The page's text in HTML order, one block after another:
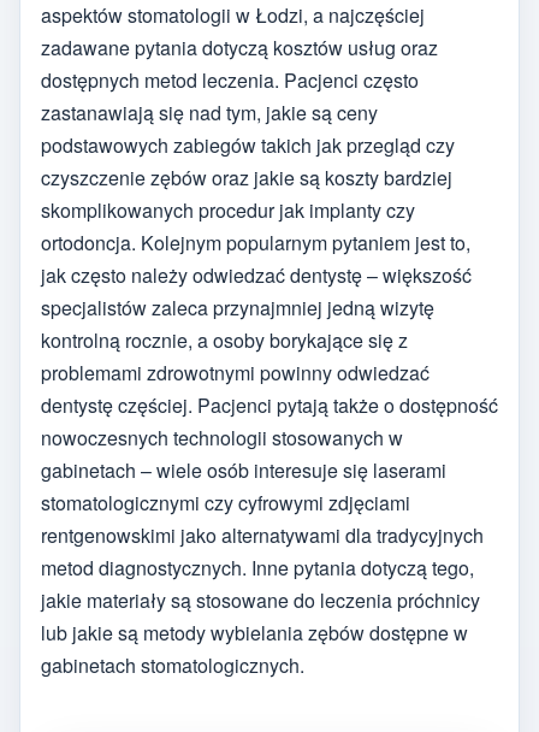
aspektów stomatologii w Łodzi, a najczęściej
zadawane pytania dotyczą kosztów usług oraz
dostępnych metod leczenia. Pacjenci często
zastanawiają się nad tym, jakie są ceny
podstawowych zabiegów takich jak przegląd czy
czyszczenie zębów oraz jakie są koszty bardziej
skomplikowanych procedur jak implanty czy
ortodoncja. Kolejnym popularnym pytaniem jest to,
jak często należy odwiedzać dentystę – większość
specjalistów zaleca przynajmniej jedną wizytę
kontrolną rocznie, a osoby borykające się z
problemami zdrowotnymi powinny odwiedzać
dentystę częściej. Pacjenci pytają także o dostępność
nowoczesnych technologii stosowanych w
gabinetach – wiele osób interesuje się laserami
stomatologicznymi czy cyfrowymi zdjęciami
rentgenowskimi jako alternatywami dla tradycyjnych
metod diagnostycznych. Inne pytania dotyczą tego,
jakie materiały są stosowane do leczenia próchnicy
lub jakie są metody wybielania zębów dostępne w
gabinetach stomatologicznych.